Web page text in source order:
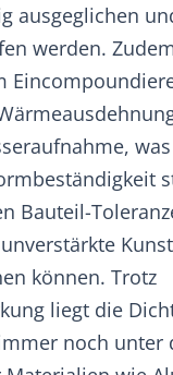
ausgeglichen
werden.
Bauteil-
können. Trotz
liegt die
noch unter